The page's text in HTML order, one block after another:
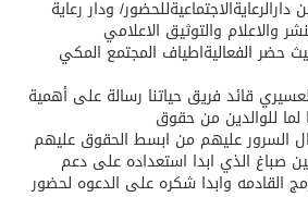
ودار رعاية
والاعلام والتوثيق الاعلامي
حضر الفعاليةاطياف المجتمع المكي
قائد فريق حياتنا رسالة على أهمية
للوالدين من حقوق
السرور عليهم من ابسط الحقوق عليهم
صباغ الذي ابدا استعداده على دعم
القادمه وابدا شكره على الدعوه لحضور